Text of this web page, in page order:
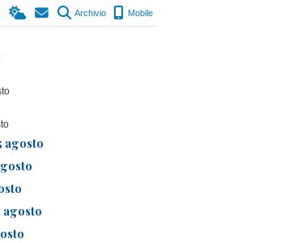
Archivio Mobile
agosto
agosto